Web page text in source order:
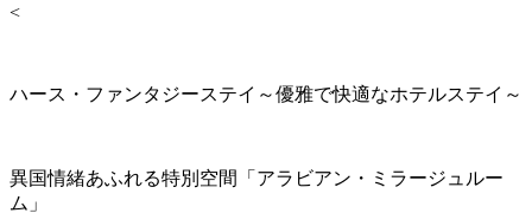
<
ハース・ファンタジーステイ～優雅で快適なホテルステイ～
異国情緒あふれる特別空間「アラビアン・ミラージュルー
ム」